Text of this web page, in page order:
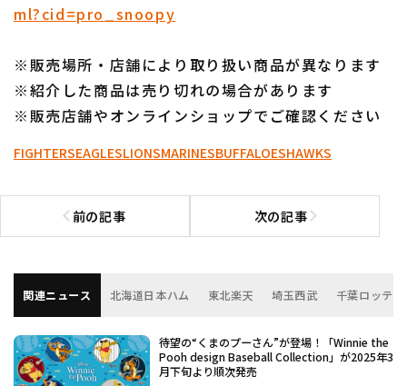
ml?cid=pro_snoopy
※販売場所・店舗により取り扱い商品が異なります
※紹介した商品は売り切れの場合があります
※販売店舗やオンラインショップでご確認ください
FIGHTERSEAGLESLIONSMARINESBUFFALOESHAWKS
前の記事
前の記事へ 次の記事次の記事へ
関連ニュース 北海道日本ハム 東北楽天 埼玉西武 千葉ロッテ
待望の“くまのプーさん”が登場！「Winnie the
Pooh design Baseball Collection」が2025年3
月下旬より順次発売